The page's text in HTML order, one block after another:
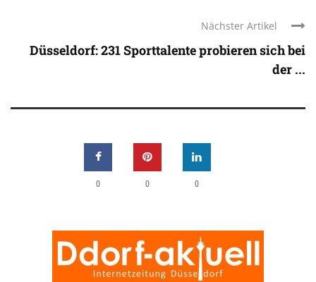
Nächster Artikel
Düsseldorf: 231 Sporttalente probieren sich bei
der ...
0 0 0